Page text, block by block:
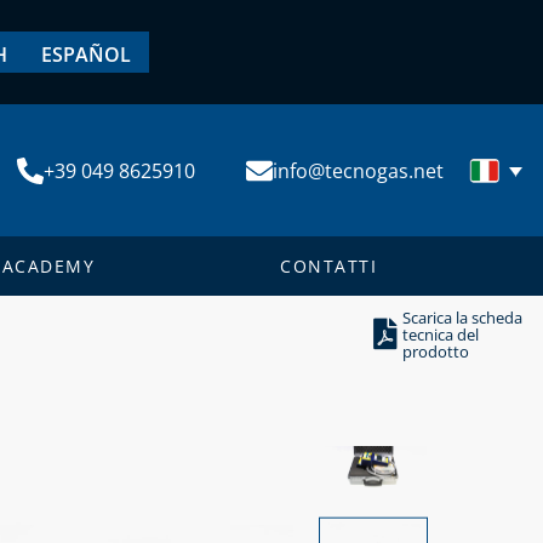
ESPAÑOL
+39 049 8625910 info@tecnogas.net
ACADEMY CONTATTI
Scarica la scheda
tecnica del
prodotto